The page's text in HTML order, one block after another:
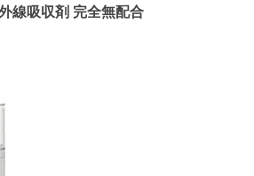
線吸収剤 完全無配合